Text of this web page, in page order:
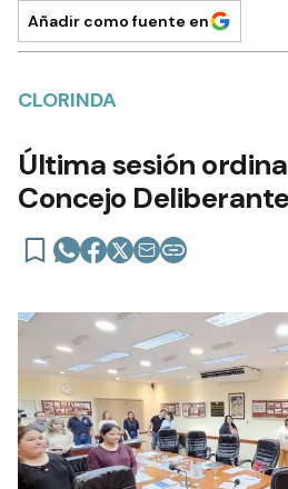
Añadir como fuente en
CLORINDA
Última sesión
Concejo Deliberante